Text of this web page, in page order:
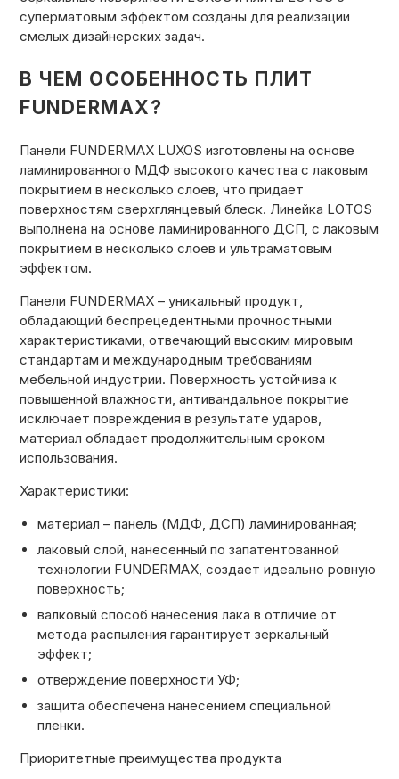
суперматовым эффектом созданы для реализации
смелых дизайнерских задач.
В ЧЕМ ОСОБЕННОСТЬ ПЛИТ
FUNDERMAX?
Панели FUNDERMAX LUXOS изготовлены на основе
ламинированного МДФ высокого качества с лаковым
покрытием в несколько слоев, что придает
поверхностям сверхглянцевый блеск. Линейка LOTOS
выполнена на основе ламинированного ДСП, с лаковым
покрытием в несколько слоев и ультраматовым
эффектом.
Панели FUNDERMAX – уникальный продукт,
обладающий беспрецедентными прочностными
характеристиками, отвечающий высоким мировым
стандартам и международным требованиям
мебельной индустрии. Поверхность устойчива к
повышенной влажности, антивандальное покрытие
исключает повреждения в результате ударов,
материал обладает продолжительным сроком
использования.
Характеристики:
материал – панель (МДФ, ДСП) ламинированная;
лаковый слой, нанесенный по запатентованной
технологии FUNDERMAX, создает идеально ровную
поверхность;
валковый способ нанесения лака в отличие от
метода распыления гарантирует зеркальный
эффект;
отверждение поверхности УФ;
защита обеспечена нанесением специальной
пленки.
Приоритетные преимущества продукта